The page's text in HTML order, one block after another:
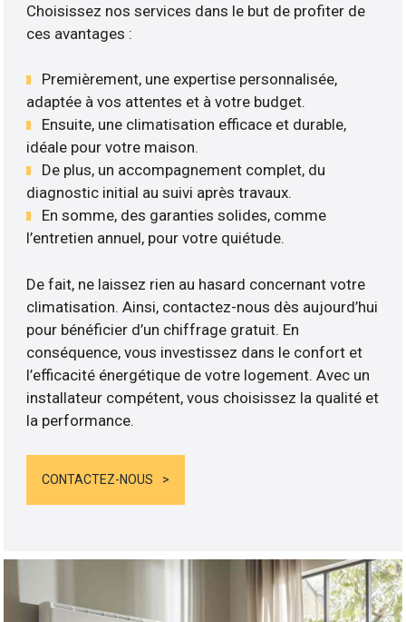
Choisissez nos services dans le but de profiter de
ces avantages :
Premièrement, une expertise personnalisée,
adaptée à vos attentes et à votre budget.
Ensuite, une climatisation efficace et durable,
idéale pour votre maison.
De plus, un accompagnement complet, du
diagnostic initial au suivi après travaux.
En somme, des garanties solides, comme
l’entretien annuel, pour votre quiétude.
De fait, ne laissez rien au hasard concernant votre
climatisation. Ainsi, contactez-nous dès aujourd’hui
pour bénéficier d’un chiffrage gratuit. En
conséquence, vous investissez dans le confort et
l’efficacité énergétique de votre logement. Avec un
installateur compétent, vous choisissez la qualité et
la performance.
CONTACTEZ-NOUS